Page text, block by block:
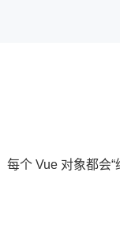
个 Vue 对象都会“